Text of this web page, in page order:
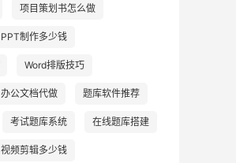
项目策划书怎么做
PPT制作多少钱
Word排版技巧
办公文档代做 题库软件推荐
考试题库系统 在线题库搭建
视频剪辑多少钱